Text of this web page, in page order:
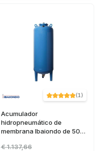
(1)
Acumulador
hidropneumático de
membrana Ibaiondo de 500
€ 1.137,66